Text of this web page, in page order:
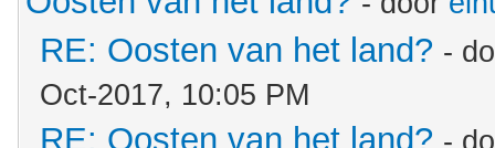
RE: Oosten van het land? -
Oct-2017, 10:05 PM
RE: Oosten van het land? -